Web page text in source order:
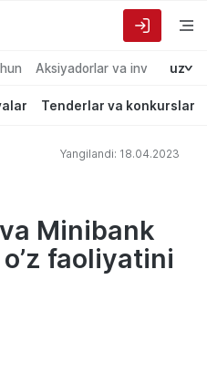
Aksiyadorlar va investorlarga
uz
Tenderlar va konkurslar
Yangilandi: 18.04.2023
va Minibank
faoliyatini